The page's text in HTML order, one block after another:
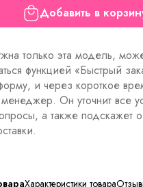
Добавить в
только эта модель,
функцией «Быстрый
и через короткое
Он уточнит все
а также подскажет
Характеристики товара